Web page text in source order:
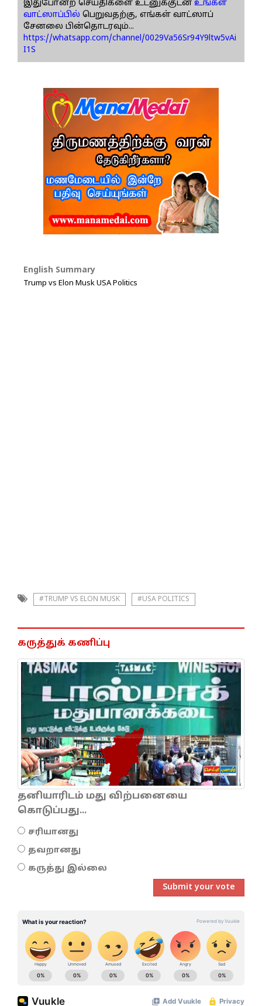
இதுபோன்ற செய்திகளை உடனுக்குடன் உங்கள்
வாட்ஸாப்பில் பெறுவதற்கு, எங்கள் வாட்ஸாப்
சேனலை பின்தொடரவும்...
https://whatsapp.com/channel/0029Va56Sr94Y9ltw5vAi
I1S
English Summary
Trump vs Elon Musk USA Politics
#TRUMP VS ELON MUSK #USA POLITICS
கருத்துக் கணிப்பு
தனியாரிடம் மது விற்பனையை
கொடுப்பது...
சரியானது
தவறானது
கருத்து இல்லை
Submit your vote